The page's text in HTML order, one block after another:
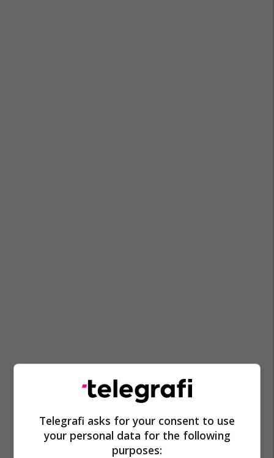
Sulmi Terrorist Në Munih
Dijamant Zabergja
Telegrafi asks for your consent to use
your personal data for the following
purposes: